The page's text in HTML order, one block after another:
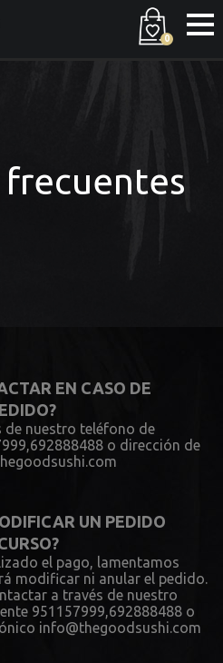
0
frecuentes
EN CASO DE
de nuestro teléfono de
o dirección de
UN PEDIDO
el pago, lamentamos
modificar ni anular el pedido.
a través de nuestro
951157999,692888488 o
info@thegoodsushi.com